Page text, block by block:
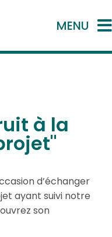
MENU
à la
d’échanger
ayant suivi notre
son